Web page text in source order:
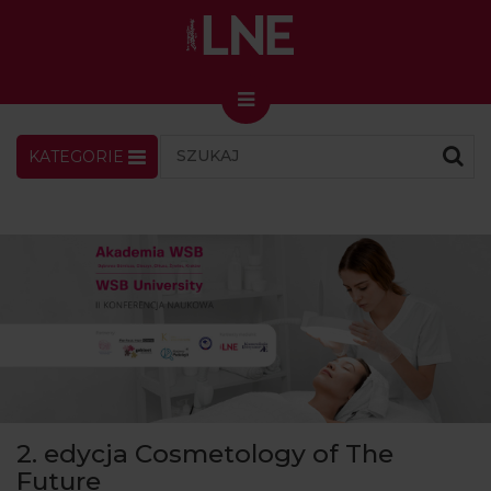
LNENEWS
Skin Master w Warszawie
49. edycja w Krakowie
PODCAST
MAGAZYN
O NAS
KATEGORIE
2. edycja Cosmetology of The
Future